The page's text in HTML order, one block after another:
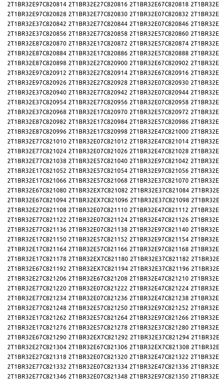
2T1BR32E97C820814 2T1BR32E27C820816 2T1BR32E67C820818
2T1BR32E97C820828 2T1BR32E77C820830 2T1BR32E07C820832
2T1BR32E37C820842 2T1BR32E77C820844 2T1BR32E07C820846
2T1BR32E37C820856 2T1BR32E77C820858 2T1BR32E57C820860
2T1BR32E87C820870 2T1BR32E17C820872 2T1BR32E57C820874
2T1BR32E87C820884 2T1BR32E17C820886 2T1BR32E57C820888
2T1BR32E87C820898 2T1BR32E27C820900 2T1BR32E67C820902
2T1BR32E97C820912 2T1BR32E27C820914 2T1BR32E67C820916
2T1BR32E97C820926 2T1BR32E27C820928 2T1BR32E07C820930
2T1BR32E37C820940 2T1BR32E77C820942 2T1BR32E07C820944
2T1BR32E37C820954 2T1BR32E77C820956 2T1BR32E07C820958
2T1BR32E37C820968 2T1BR32E17C820970 2T1BR32E57C820972
2T1BR32E87C820982 2T1BR32E17C820984 2T1BR32E57C820986
2T1BR32E87C820996 2T1BR32E17C820998 2T1BR32E47C821000
2T1BR32E77C821010 2T1BR32E07C821012 2T1BR32E47C821014
2T1BR32E77C821024 2T1BR32E07C821026 2T1BR32E47C821028
2T1BR32E77C821038 2T1BR32E57C821040 2T1BR32E97C821042
2T1BR32E17C821052 2T1BR32E57C821054 2T1BR32E97C821056
2T1BR32E17C821066 2T1BR32E57C821068 2T1BR32E37C821070
2T1BR32E67C821080 2T1BR32EX7C821082 2T1BR32E37C821084
2T1BR32E67C821094 2T1BR32EX7C821096 2T1BR32E37C821098
2T1BR32E27C821108 2T1BR32E07C821110 2T1BR32E47C821112
2T1BR32E77C821122 2T1BR32E07C821124 2T1BR32E47C821126
2T1BR32E77C821136 2T1BR32E07C821138 2T1BR32E97C821140
2T1BR32E17C821150 2T1BR32E57C821152 2T1BR32E97C821154
2T1BR32E17C821164 2T1BR32E57C821166 2T1BR32E97C821168
2T1BR32E17C821178 2T1BR32EX7C821180 2T1BR32E37C821182
2T1BR32E67C821192 2T1BR32EX7C821194 2T1BR32E37C821196
2T1BR32E27C821206 2T1BR32E67C821208 2T1BR32E47C821210
2T1BR32E77C821220 2T1BR32E07C821222 2T1BR32E47C821224
2T1BR32E77C821234 2T1BR32E07C821236 2T1BR32E47C821238
2T1BR32E77C821248 2T1BR32E57C821250 2T1BR32E97C821252
2T1BR32E17C821262 2T1BR32E57C821264 2T1BR32E97C821266
2T1BR32E17C821276 2T1BR32E57C821278 2T1BR32E37C821280
2T1BR32E67C821290 2T1BR32EX7C821292 2T1BR32E37C821294
2T1BR32E27C821304 2T1BR32E67C821306 2T1BR32EX7C821308
2T1BR32E27C821318 2T1BR32E07C821320 2T1BR32E47C821322
2T1BR32E77C821332 2T1BR32E07C821334 2T1BR32E47C821336
2T1BR32E77C821346 2T1BR32E07C821348 2T1BR32E97C821350